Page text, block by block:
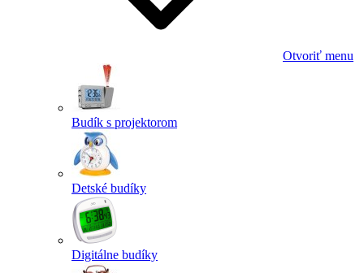
Otvoriť menu
Budík s projektorom
Detské budíky
Digitálne budíky